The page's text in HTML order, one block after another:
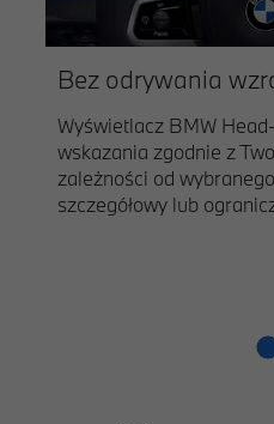
Bez odrywania
Wyświetlacz BMW
wskazania zgodnie z
zależności od
szczegółowy lub